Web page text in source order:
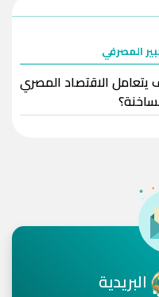
المصرفي
الاقتصاد المصري
البريدية